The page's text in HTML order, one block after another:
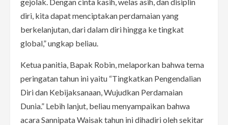
diri, kita dapat menciptakan perdamaian yang
berkelanjutan, dari dalam diri hingga ke tingkat
global,” ungkap beliau.
Ketua panitia, Bapak Robin, melaporkan bahwa tema
peringatan tahun ini yaitu “Tingkatkan Pengendalian
Diri dan Kebijaksanaan, Wujudkan Perdamaian
Dunia.” Lebih lanjut, beliau menyampaikan bahwa
acara Sannipata Waisak tahun ini dihadiri oleh sekitar